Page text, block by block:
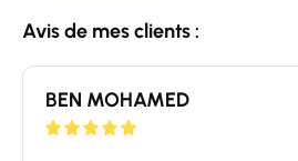
Avis de mes clients :
BEN MOHAMED